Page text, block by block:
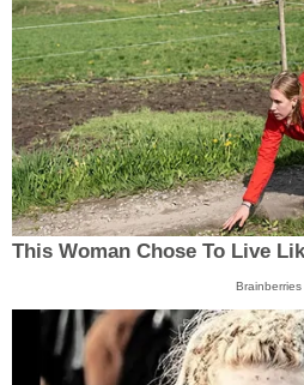
This Woman Chose To Live
Brainberries